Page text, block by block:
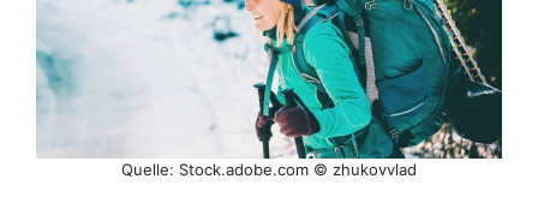
Quelle: Stock.adobe.com © zhukovvlad